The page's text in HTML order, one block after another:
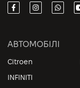
АВТОМОБІЛІ
Citroen
INFINITI